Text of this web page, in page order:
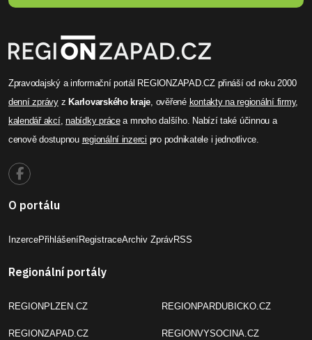
Zpravodajský a informační portál REGIONZAPAD.CZ přináší od roku 2000
denní zprávyz Karlovarského kraje, ověřené kontakty na regionální firmy,
kalendář akcí,nabídky prácea mnoho dalšího. Nabízí také účinnou a
cenově dostupnou regionální inzerci pro podnikatele i jednotlivce.
O portálu
InzercePřihlášeníRegistraceArchiv ZprávRSS
Regionální portály
REGIONPLZEN.CZ
REGIONZAPAD.CZ
REGIONPARDUBICKO.CZ
REGIONVYSOCINA.CZ